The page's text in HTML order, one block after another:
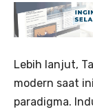
Lebih lanjut,
modern saat
paradigma.